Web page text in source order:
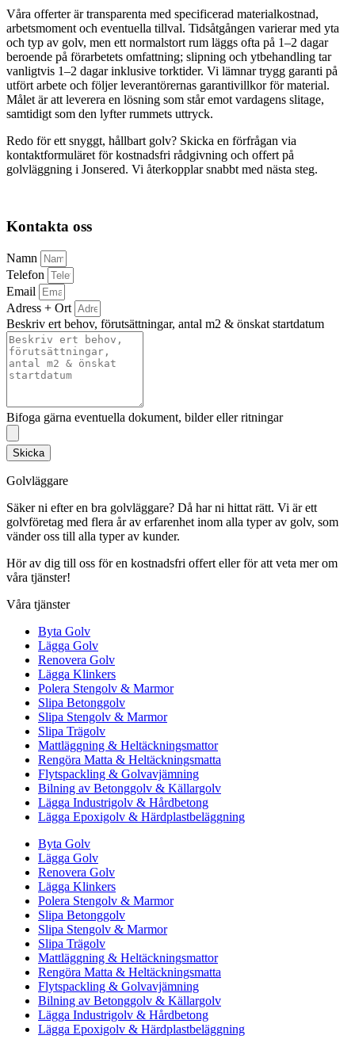
Våra offerter är transparenta med specificerad materialkostnad,
arbetsmoment och eventuella tillval. Tidsåtgången varierar med yta
och typ av golv, men ett normalstort rum läggs ofta på 1–2 dagar
beroende på förarbetets omfattning; slipning och ytbehandling tar
vanligtvis 1–2 dagar inklusive torktider. Vi lämnar trygg garanti på
utfört arbete och följer leverantörernas garantivillkor för material.
Målet är att leverera en lösning som står emot vardagens slitage,
samtidigt som den lyfter rummets uttryck.
Redo för ett snyggt, hållbart golv? Skicka en förfrågan via
kontaktformuläret för kostnadsfri rådgivning och offert på
golvläggning i Jonsered. Vi återkopplar snabbt med nästa steg.
Kontakta oss
Namn
Telefon
Email
Adress + Ort
Beskriv ert behov, förutsättningar, antal m2 & önskat startdatum
Bifoga gärna eventuella dokument, bilder eller ritningar
Skicka
Golvläggare
Säker ni efter en bra golvläggare? Då har ni hittat rätt. Vi är ett
golvföretag med flera år av erfarenhet inom alla typer av golv, som
vänder oss till alla typer av kunder.
Hör av dig till oss för en kostnadsfri offert eller för att veta mer om
våra tjänster!
Våra tjänster
Byta Golv
Lägga Golv
Renovera Golv
Lägga Klinkers
Polera Stengolv & Marmor
Slipa Betonggolv
Slipa Stengolv & Marmor
Slipa Trägolv
Mattläggning & Heltäckningsmattor
Rengöra Matta & Heltäckningsmatta
Flytspackling & Golvavjämning
Bilning av Betonggolv & Källargolv
Lägga Industrigolv & Hårdbetong
Lägga Epoxigolv & Härdplastbeläggning
Byta Golv
Lägga Golv
Renovera Golv
Lägga Klinkers
Polera Stengolv & Marmor
Slipa Betonggolv
Slipa Stengolv & Marmor
Slipa Trägolv
Mattläggning & Heltäckningsmattor
Rengöra Matta & Heltäckningsmatta
Flytspackling & Golvavjämning
Bilning av Betonggolv & Källargolv
Lägga Industrigolv & Hårdbetong
Lägga Epoxigolv & Härdplastbeläggning